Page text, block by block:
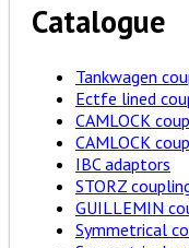
Catalogue
Tankwagen
Ectfe lined
CAMLOCK
CAMLOCK
IBC adaptors
STORZ
GUILLEMIN
Symmetrical